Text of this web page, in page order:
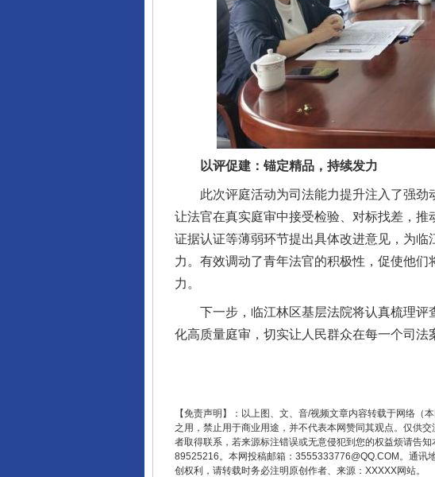
以评促建：锚定精品，持续发力
此次评庭活动为司法能力提升注入了强劲动
让法官在真实庭审中接受检验、对标找差，推
证据认证等薄弱环节提出具体改进意见，为临
力。有效调动了青年法官的积极性，促使他
力。
下一步，临江林区基层法院将认真梳理评
化高质量庭审，切实让人民群众在每一个司法
【免责声明】：以上图、文、音/视频文章内容转载于网络
之用，禁止用于商业用途，并不代表本网赞同其观点。仅供
者取得联系，若来源标注错误或无意侵犯到您的权益烦请告
89525216。本网投稿邮箱：3555333776@QQ.COM。通讯
创权利，请转载时务必注明原创作者、来源：XXXXX网站。
完善运行机制助力责任有效落实
东山县通报“牛蛙产品抗生素超标问题”
千年窑火 生生不息